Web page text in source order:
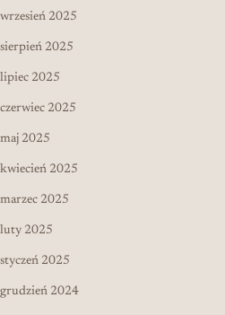
wrzesień 2025
sierpień 2025
lipiec 2025
czerwiec 2025
maj 2025
kwiecień 2025
marzec 2025
luty 2025
styczeń 2025
grudzień 2024